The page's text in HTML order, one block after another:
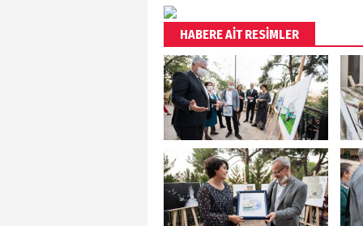
HABERE AİT RESİMLER